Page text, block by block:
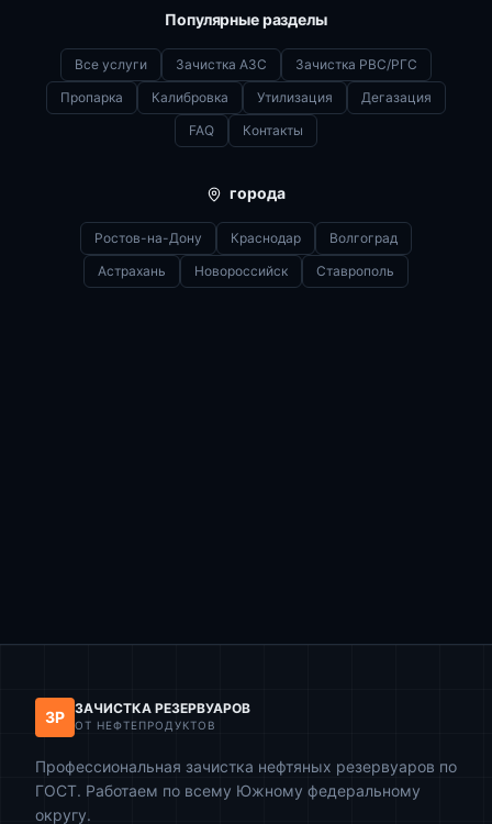
Популярные разделы
Все услуги Зачистка АЗС
Зачистка РВС/РГС
Пропарка
Калибровка Утилизация
Дегазация
FAQ
Контакты
города
Ростов-на-Дону Краснодар
Волгоград
Астрахань
Новороссийск Ставрополь
ЗР ЗАЧИСТКА РЕЗЕРВУАРОВ
ОТ НЕФТЕПРОДУКТОВ
Профессиональная зачистка нефтяных резервуаров по
ГОСТ. Работаем по всему Южному федеральному
округу.